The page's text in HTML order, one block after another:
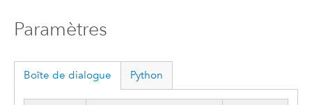
Paramètres
Boîte de dialogue Python